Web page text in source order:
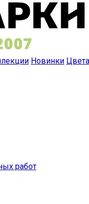
Новинки Цвета
работ